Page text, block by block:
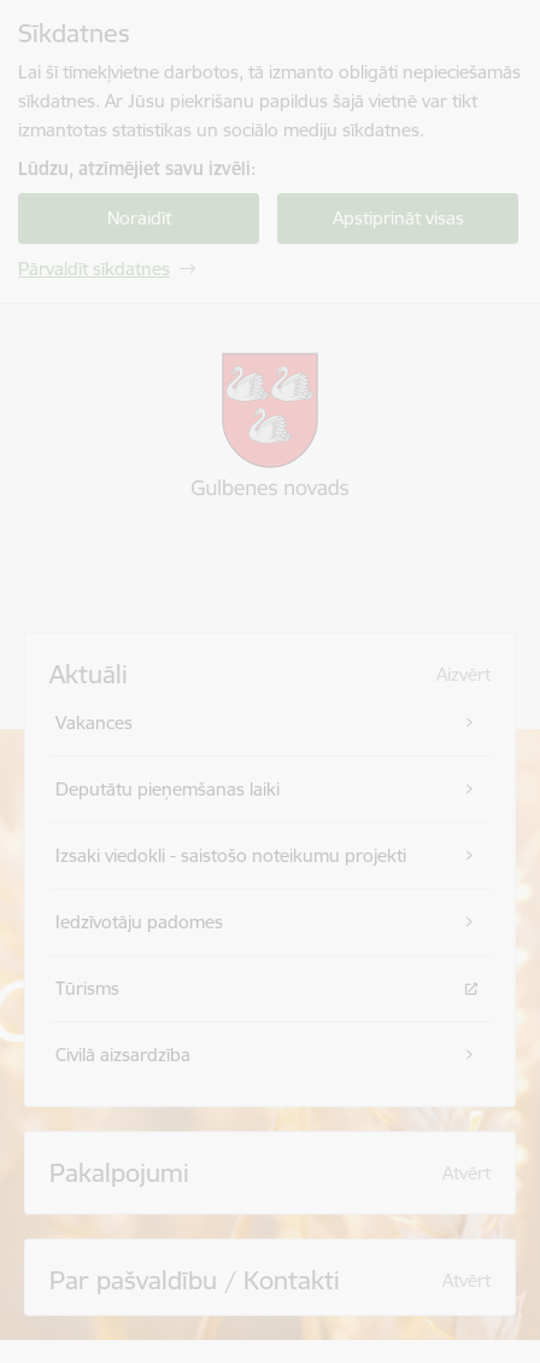
Sīkdatnes
Lai šī tīmekļvietne darbotos, tā izmanto obligāti nepieciešamās
sīkdatnes. Ar Jūsu piekrišanu papildus šajā vietnē var tikt
izmantotas statistikas un sociālo mediju sīkdatnes.
Lūdzu, atzīmējiet savu izvēli:
Noraidīt Apstiprināt visas
Pārvaldīt sīkdatnes
Aktuāli Aizvērt
Vakances
Deputātu pieņemšanas laiki
Izsaki viedokli - saistošo noteikumu projekti
Iedzīvotāju padomes
Tūrisms
Civilā aizsardzība
Pakalpojumi Atvērt
Par pašvaldību / Kontakti Atvērt